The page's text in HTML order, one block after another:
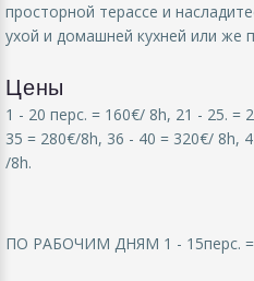
просторной терассе и
ухой и домашней кухней или же
Цены
1 - 20 перс. = 160€/ 8h, 21 - 25. =
35 = 280€/8h, 36 - 40 = 320€/ 8h,
/8h.
ПO РАБOЧИМ ДНЯМ 1 - 15перс. =